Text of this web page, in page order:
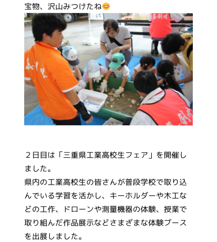
宝物、沢山みつけたね
２日目は「三重県工業高校生フェア」を開催し
ました。
県内の工業高校生の皆さんが普段学校で取り込
んでいる学習を活かし、キーホルダーや木工な
どの工作、ドローンや測量機器の体験、授業で
取り組んだ作品展示などさまざまな体験ブース
を出展しました。